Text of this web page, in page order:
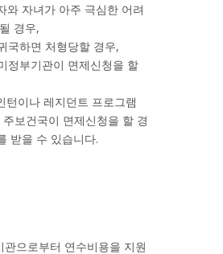
와 자녀가 아주 극심한 어려
경우,
국하면 처형당할 경우,
정부기관이 면제신청을 할
턴이나 레지던트 프로그램
보건국이 면제신청을 할 경
받을 수 있습니다.
관으로부터 연수비용을 지원